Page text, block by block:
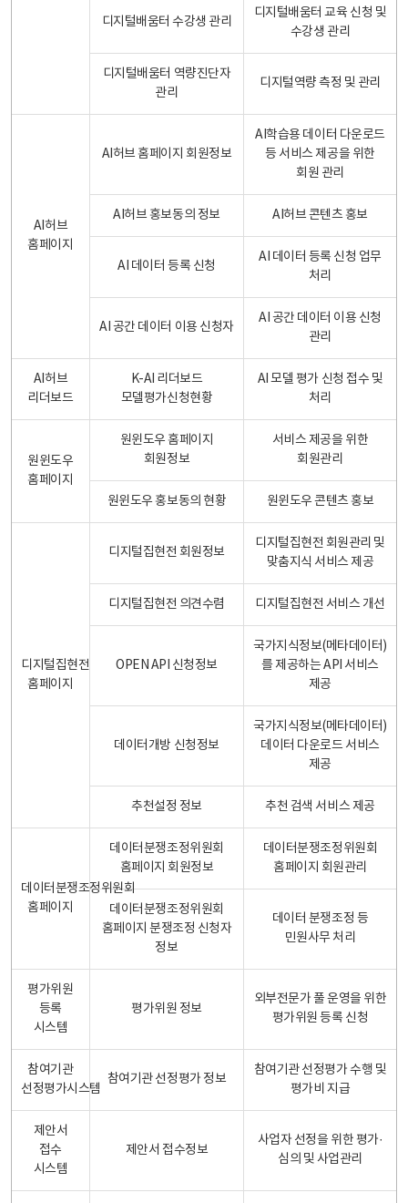
디지털배움터 수강생 관리
디지털배움터 교육 신청 및
수강생 관리
디지털배움터 역량진단자
관리
디지털역량 측정 및 관리
AI허브
홈페이지
AI허브 홈페이지 회원정보
AI학습용 데이터 다운로드
등 서비스 제공을 위한
회원 관리
AI허브 홍보동의 정보 AI허브 콘텐츠 홍보
AI 데이터 등록 신청
AI 데이터 등록 신청 업무
처리
AI 공간 데이터 이용 신청자
AI 공간 데이터 이용 신청
관리
AI허브
리더보드
K-AI 리더보드
모델평가신청현황
AI 모델 평가 신청 접수 및
처리
원윈도우
홈페이지
원윈도우 홈페이지
회원정보
서비스 제공을 위한
회원관리
원윈도우 홍보동의 현황 원윈도우 콘텐츠 홍보
디지털집현전
홈페이지
디지털집현전 회원정보
디지털집현전 회원관리 및
맞춤지식 서비스 제공
디지털집현전 의견수렴 디지털집현전 서비스 개선
OPEN API 신청정보
국가지식정보(메타데이터)
를 제공하는 API 서비스
제공
데이터개방 신청정보
국가지식정보(메타데이터)
데이터 다운로드 서비스
제공
추천설정 정보 추천 검색 서비스 제공
데이터분쟁조정위원회
홈페이지
데이터분쟁조정위원회
홈페이지 회원정보
데이터분쟁조정위원회
홈페이지 회원관리
데이터분쟁조정위원회
홈페이지 분쟁조정 신청자
정보
데이터 분쟁조정 등
민원사무 처리
평가위원
등록
시스템
평가위원 정보
외부전문가 풀 운영을 위한
평가위원 등록 신청
참여기관
선정평가시스템
참여기관 선정평가 정보
참여기관 선정평가 수행 및
평가비 지급
제안서
접수
시스템
제안서 접수정보
사업자 선정을 위한 평가·
심의 및 사업관리